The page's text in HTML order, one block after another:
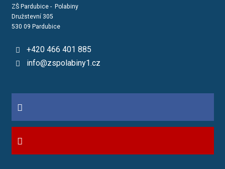
ZŠ Pardubice - Polabiny
Družstevní 305
530 09 Pardubice
+420 466 401 885
info@zspolabiny1.cz